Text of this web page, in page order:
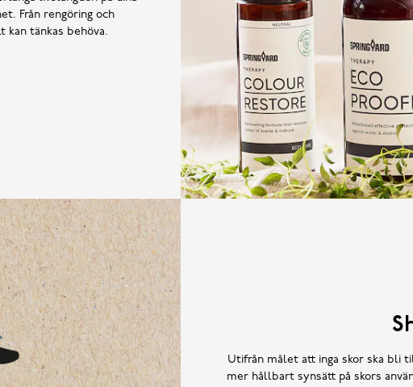
Från rengöring och
tänkas behöva.
Utifrån målet att inga skor ska bli
mer hållbart synsätt på skors